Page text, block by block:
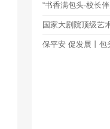
“书香满包头·校长